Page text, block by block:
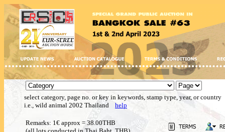
select category, page no. or key in keywords, stamp type, year, or country
i.e., wild animal 2002 Thailand help
Remarks: 1€ approx = 38.00THB